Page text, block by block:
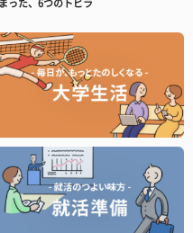
った、6つのトビラ